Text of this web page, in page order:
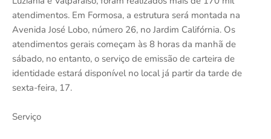
atendimentos. Em Formosa, a estrutura será montada na
Avenida José Lobo, número 26, no Jardim Califórnia. Os
atendimentos gerais começam às 8 horas da manhã de
sábado, no entanto, o serviço de emissão de carteira de
identidade estará disponível no local já partir da tarde de
sexta-feira, 17.
Serviço